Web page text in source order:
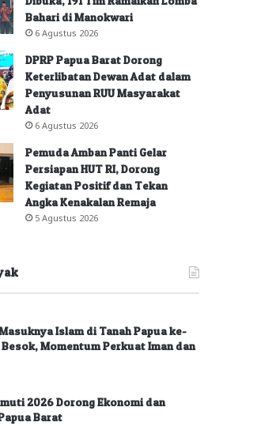
Bahari di Manokwari
6 Agustus 2026
DPRP Papua Barat Dorong
Keterlibatan Dewan Adat dalam
Penyusunan RUU Masyarakat
Adat
6 Agustus 2026
Pemuda Amban Panti Gelar
Persiapan HUT RI, Dorong
Kegiatan Positif dan Tekan
Angka Kenakalan Remaja
5 Agustus 2026
Islam di Tanah Papua ke-
Momentum Perkuat Iman dan
2026 Dorong Ekonomi dan
Barat